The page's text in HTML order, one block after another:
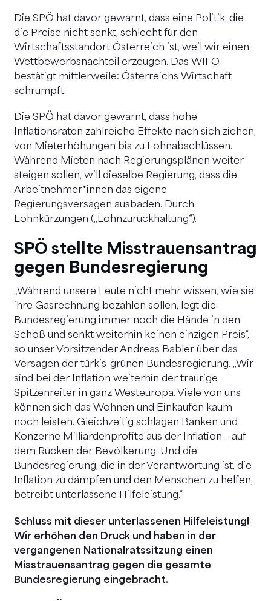
Die SPÖ hat davor gewarnt, dass eine Politik, die
die Preise nicht senkt, schlecht für den
Wirtschaftsstandort Österreich ist, weil wir einen
Wettbewerbsnachteil erzeugen. Das WIFO
bestätigt mittlerweile: Österreichs Wirtschaft
schrumpft.
Die SPÖ hat davor gewarnt, dass hohe
Inflationsraten zahlreiche Effekte nach sich ziehen,
von Mieterhöhungen bis zu Lohnabschlüssen.
Während Mieten nach Regierungsplänen weiter
steigen sollen, will dieselbe Regierung, dass die
Arbeitnehmer*innen das eigene
Regierungsversagen ausbaden. Durch
Lohnkürzungen („Lohnzurückhaltung“).
SPÖ stellte Misstrauensantrag
gegen Bundesregierung
„Während unsere Leute nicht mehr wissen, wie sie
ihre Gasrechnung bezahlen sollen, legt die
Bundesregierung immer noch die Hände in den
Schoß und senkt weiterhin keinen einzigen Preis“,
so unser Vorsitzender Andreas Babler über das
Versagen der türkis-grünen Bundesregierung. „Wir
sind bei der Inflation weiterhin der traurige
Spitzenreiter in ganz Westeuropa. Viele von uns
können sich das Wohnen und Einkaufen kaum
noch leisten. Gleichzeitig schlagen Banken und
Konzerne Milliardenprofite aus der Inflation – auf
dem Rücken der Bevölkerung. Und die
Bundesregierung, die in der Verantwortung ist, die
Inflation zu dämpfen und den Menschen zu helfen,
betreibt unterlassene Hilfeleistung.“
Schluss mit dieser unterlassenen Hilfeleistung!
Wir erhöhen den Druck und haben in der
vergangenen Nationalratssitzung einen
Misstrauensantrag gegen die gesamte
Bundesregierung eingebracht.